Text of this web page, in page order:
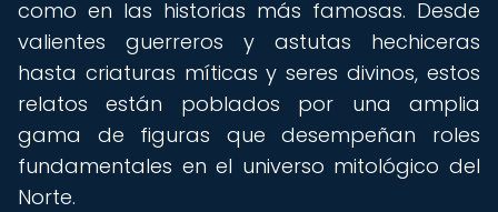
como en las historias más famosas. Desde
valientes guerreros y astutas hechiceras
hasta criaturas míticas y seres divinos, estos
relatos están poblados por una amplia
gama de figuras que desempeñan roles
fundamentales en el universo mitológico del
Norte.